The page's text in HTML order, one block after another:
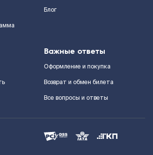
Блог
Важные ответы
Оформление и покупка
Возврат и обмен билета
Все вопросы и ответы